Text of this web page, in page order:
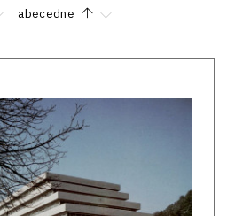
abecedne